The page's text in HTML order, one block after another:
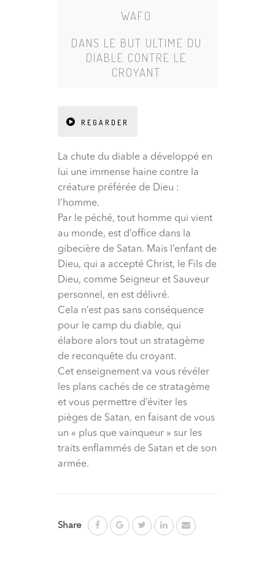
WAFO
DANS LE BUT ULTIME DU
DIABLE CONTRE LE
CROYANT
REGARDER
La chute du diable a développé en
lui une immense haine contre la
créature préférée de Dieu :
l’homme.
Par le péché, tout homme qui vient
au monde, est d’office dans la
gibecière de Satan. Mais l’enfant de
Dieu, qui a accepté Christ, le Fils de
Dieu, comme Seigneur et Sauveur
personnel, en est délivré.
Cela n’est pas sans conséquence
pour le camp du diable, qui
élabore alors tout un stratagème
de reconquête du croyant.
Cet enseignement va vous révéler
les plans cachés de ce stratagème
et vous permettre d’éviter les
pièges de Satan, en faisant de vous
un « plus que vainqueur » sur les
traits enflammés de Satan et de son
armée.
Share